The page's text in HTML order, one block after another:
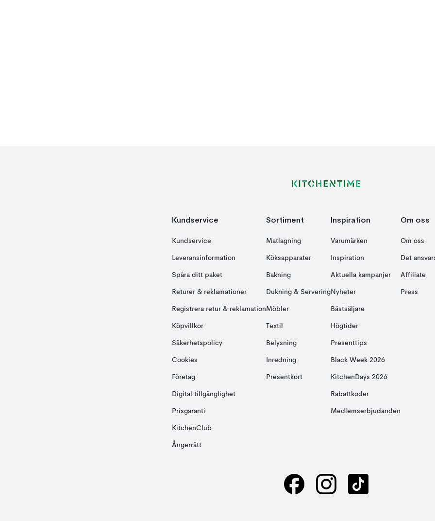
Kundservice
Kundservice
Leveransinformation
Spåra ditt paket
Returer & reklamationer
Registrera retur & reklamation
Köpvillkor
Säkerhetspolicy
Cookies
Företag
Digital tillgänglighet
Prisgaranti
KitchenClub
Ångerrätt
Sortiment
Matlagning
Köksapparater
Bakning
Dukning & Servering
Möbler
Textil
Belysning
Inredning
Presentkort
Inspiration
Varumärken
Inspiration
Aktuella kampanjer
Nyheter
Bästsäljare
Högtider
Presenttips
Black Week 2026
KitchenDays 2026
Rabattkoder
Medlemserbjudanden
Om oss
Om oss
Det
Affiliate
Press